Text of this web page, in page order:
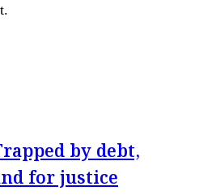
by debt,
for justice